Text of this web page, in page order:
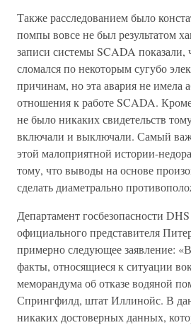
Также расследованием было
помпы вовсе не был результатом
записи системы SCADA показали,
сломался по некоторым сугубо
причинам, но эта авария не имела
отношения к работе SCADA.
не было никаких свидетельств
включали и выключали. Самый
этой малоприятной истории-
тому, что выводы на основе
сделать диаметрально
Департамент госбезопасности
официального представителя
примерно следующее заявление:
факты, относящиеся к ситуации
меморандума об отказе водяной
Спрингфилд, штат Иллинойс. В
никаких достоверных данных,